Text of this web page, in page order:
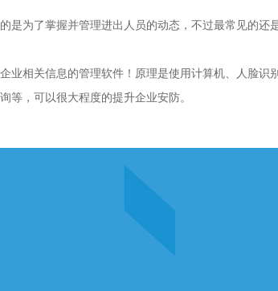
是为了掌握并管理进出人员的动态，不过最常见的还
业相关信息的管理软件！原理是使用计算机、人脸识
等，可以很大程度的提升企业安防。